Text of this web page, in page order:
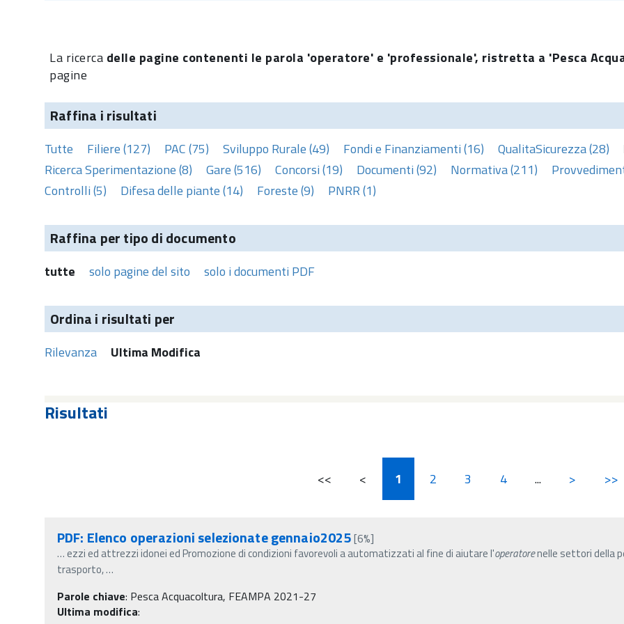
La ricerca delle pagine contenenti le parola 'operatore' e 'professionale', ristretta a 'Pesca
pagine
Raffina i risultati
Tutte Filiere (127) PAC (75) Sviluppo Rurale (49) Fondi e Finanziamenti (16) QualitaSicurezza (28)
Ricerca Sperimentazione (8)
Gare (516) Concorsi (19) Documenti (92) Normativa (211)
Controlli (5)
Difesa delle piante (14) Foreste (9) PNRR (1)
Raffina per tipo di documento
tutte solo pagine del sito solo i documenti PDF
Ordina i risultati per
Rilevanza Ultima Modifica
Risultati
<< < 1 2 3 4 ... > >>
PDF: Elenco operazioni selezionate gennaio2025[6%]
… ezzi ed attrezzi idonei ed Promozione di condizioni favorevoli a automatizzati al fine di aiutare l'operatorenelle settori della
trasporto,…
Parole chiave: Pesca Acquacoltura, FEAMPA 2021-27
Ultima modifica: